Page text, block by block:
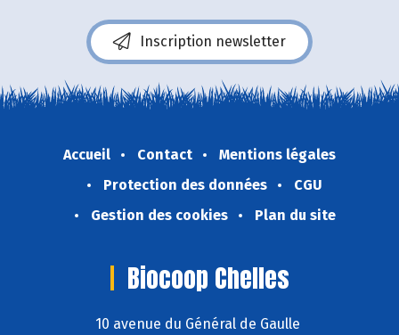
Inscription newsletter
Accueil Contact
Mentions légales
Protection des données
CGU
Gestion des cookies
Plan du site
Biocoop Chelles
10 avenue du Général de Gaulle